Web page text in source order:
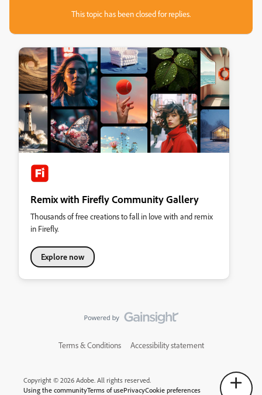
This topic has been closed for replies.
Remix with Firefly Community Gallery
Thousands of free creations to fall in love with and remix
in Firefly.
Explore now
Terms & Conditions Accessibility statement
Copyright © 2026 Adobe. All rights reserved.
Using the communityTerms of usePrivacyCookie preferences